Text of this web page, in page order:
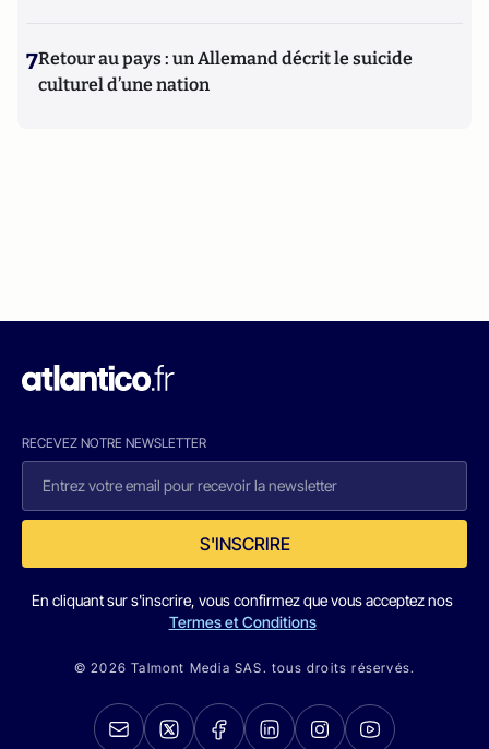
7Retour au pays : un Allemand décrit le suicide
culturel d’une nation
RECEVEZ NOTRE NEWSLETTER
S'INSCRIRE
En cliquant sur s'inscrire, vous confirmez que vous acceptez nos
Termes et Conditions
© 2026 Talmont Media SAS. tous droits réservés.